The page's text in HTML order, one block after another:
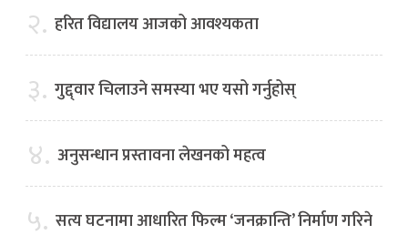
२. हरित विद्यालय आजको आवश्यकता
३. गुद्द्वार चिलाउने समस्या भए यसो गर्नुहोस्
४. अनुसन्धान प्रस्तावना लेखनको महत्व
५. सत्य घटनामा आधारित फिल्म ‘जनक्रान्ति’ निर्माण गरिने